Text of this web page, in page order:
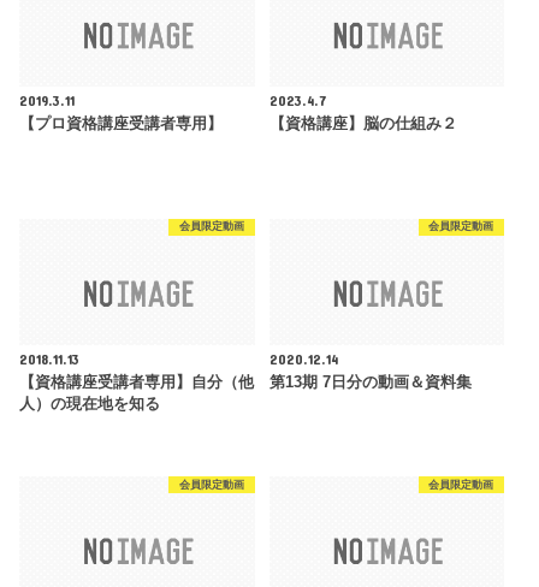
2019.3.11
【プロ資格講座受講者専用】
2023.4.7
【資格講座】脳の仕組み２
会員限定動画
2018.11.13
【資格講座受講者専用】自分（他
人）の現在地を知る
会員限定動画
2020.12.14
第13期 7日分の動画＆資料集
会員限定動画 会員限定動画